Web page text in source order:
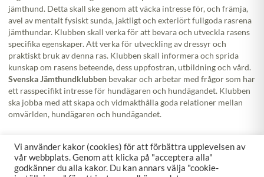
jämthund. Detta skall ske genom att väcka intresse för, och främja,
avel av mentalt fysiskt sunda, jaktligt och exteriört fullgoda rasrena
jämthundar. Klubben skall verka för att bevara och utveckla rasens
specifika egenskaper. Att verka för utveckling av dressyr och
praktiskt bruk av denna ras. Klubben skall informera och sprida
kunskap om rasens beteende, dess uppfostran, utbildning och vård.
Svenska Jämthundklubbenbevakar och arbetar med frågor som har
ett rasspecifikt intresse för hundägaren och hundägandet. Klubben
ska jobba med att skapa och vidmakthålla goda relationer mellan
omvärlden, hundägaren och hundägandet.
Vi använder kakor (cookies) för att förbättra upplevelsen av
vår webbplats. Genom att klicka på "acceptera alla"
godkänner du alla kakor. Du kan annars välja "cookie-